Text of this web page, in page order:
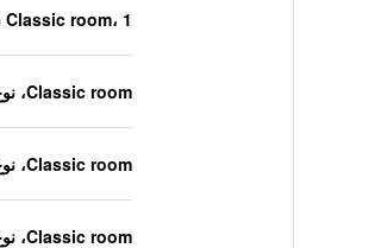
Classic room، 1 سرير كوين
Classic room، نوع السرير غير معروف
Classic room، نوع السرير غير معروف
Classic room، نوع السرير غير معروف